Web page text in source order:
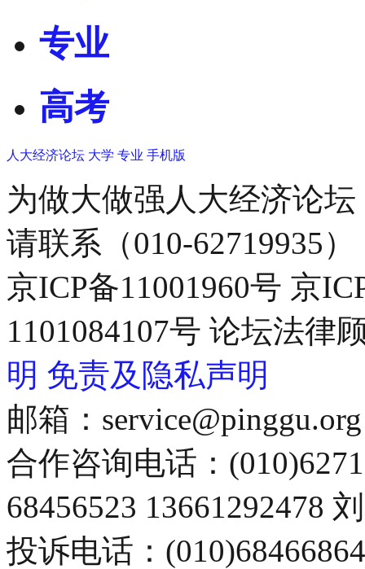
专业
高考
人大经济论坛 大学 专业 手机版
为做大做强人大经济论
请联系（010-62719935）
京ICP备11001960号 京
1101084107号 论坛法律
明 免责及隐私声明
邮箱：service@pinggu.org
合作咨询电话：
68456523 13661292478
投诉电话：